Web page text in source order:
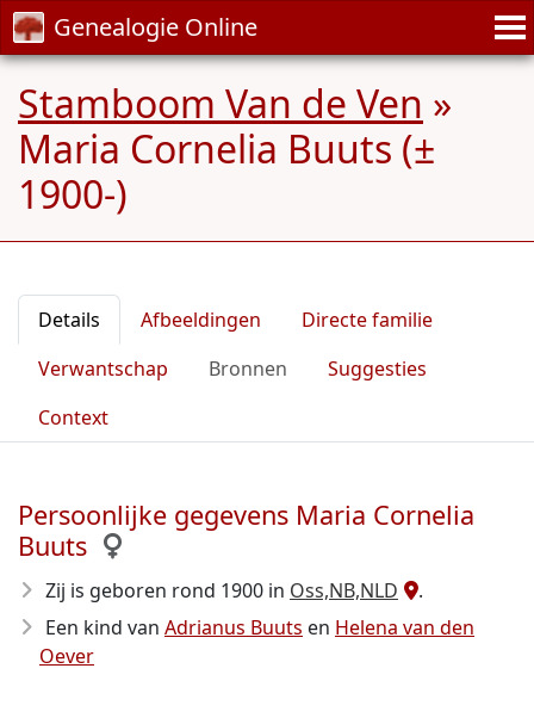
Genealogie Online
Stamboom Van de Ven »
Maria Cornelia Buuts (±
1900-)
Details Afbeeldingen
Directe familie
Verwantschap
Bronnen
Suggesties
Context
Persoonlijke gegevens Maria Cornelia
Buuts
Zij is geboren rond 1900 in Oss,NB,NLD
.
Een kind van Adrianus Buuts en Helena van den
Oever